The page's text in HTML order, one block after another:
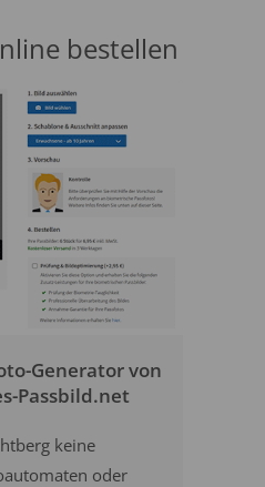
bestellen
Generator von
Passbild.net
keine
oder